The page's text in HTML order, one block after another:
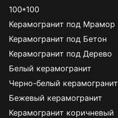
100*100
Керамогранит под Мрамор
Керамогранит под Бетон
Керамогранит под Дерево
Белый керамогранит
Черно-белый керамогранит
Бежевый керамогранит
Керамогранит коричневый